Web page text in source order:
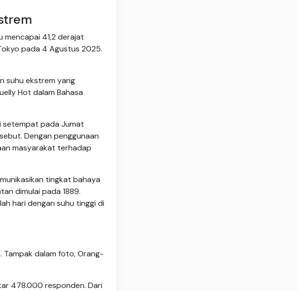
mencapai 41,2 derajat
pada 4 Agustus 2025.
suhu ekstrem yang
Hot dalam Bahasa
setempat pada Jumat
Dengan penggunaan
masyarakat terhadap
tingkat bahaya
dimulai pada 1889.
hari dengan suhu tinggi di
Tampak dalam foto, Orang-
478.000 responden. Dari